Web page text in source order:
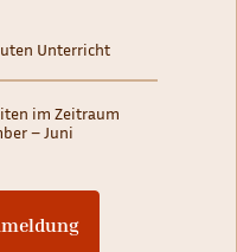
Unterricht
im Zeitraum
– Juni